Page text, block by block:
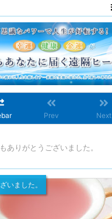
Prev Next
ありがとうございました。
いました。